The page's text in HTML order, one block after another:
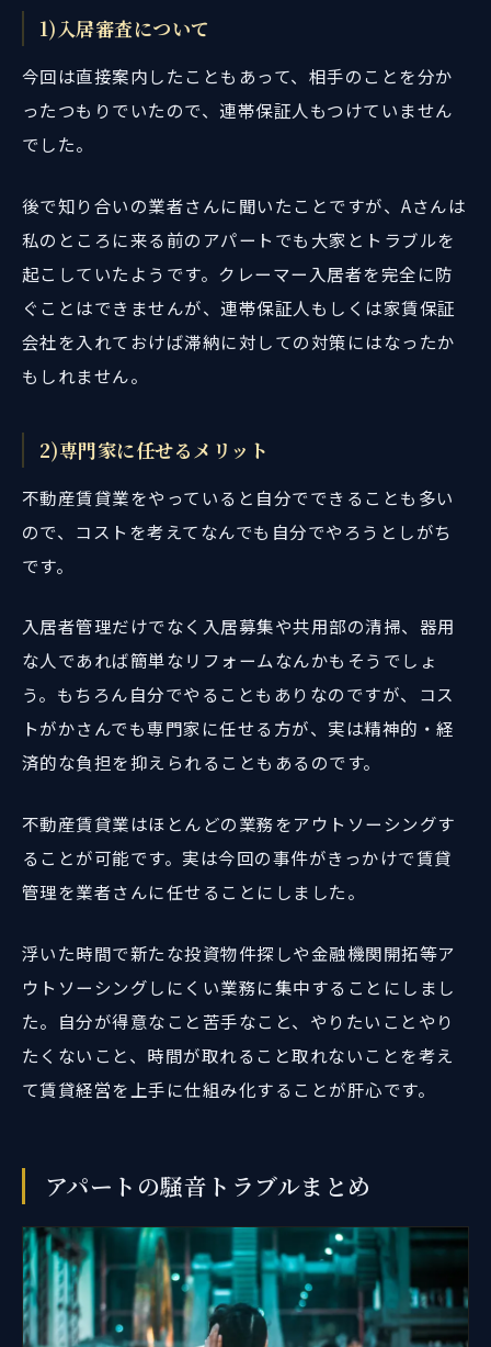
1)入居審査について
今回は直接案内したこともあって、相手のことを分か
ったつもりでいたので、連帯保証人もつけていません
でした。
後で知り合いの業者さんに聞いたことですが、Aさんは
私のところに来る前のアパートでも大家とトラブルを
起こしていたようです。クレーマー入居者を完全に防
ぐことはできませんが、連帯保証人もしくは家賃保証
会社を入れておけば滞納に対しての対策にはなったか
もしれません。
2)専門家に任せるメリット
不動産賃貸業をやっていると自分でできることも多い
ので、コストを考えてなんでも自分でやろうとしがち
です。
入居者管理だけでなく入居募集や共用部の清掃、器用
な人であれば簡単なリフォームなんかもそうでしょ
う。もちろん自分でやることもありなのですが、コス
トがかさんでも専門家に任せる方が、実は精神的・経
済的な負担を抑えられることもあるのです。
不動産賃貸業はほとんどの業務をアウトソーシングす
ることが可能です。実は今回の事件がきっかけで賃貸
管理を業者さんに任せることにしました。
浮いた時間で新たな投資物件探しや金融機関開拓等ア
ウトソーシングしにくい業務に集中することにしまし
た。自分が得意なこと苦手なこと、やりたいことやり
たくないこと、時間が取れること取れないことを考え
て賃貸経営を上手に仕組み化することが肝心です。
アパートの騒音トラブルまとめ